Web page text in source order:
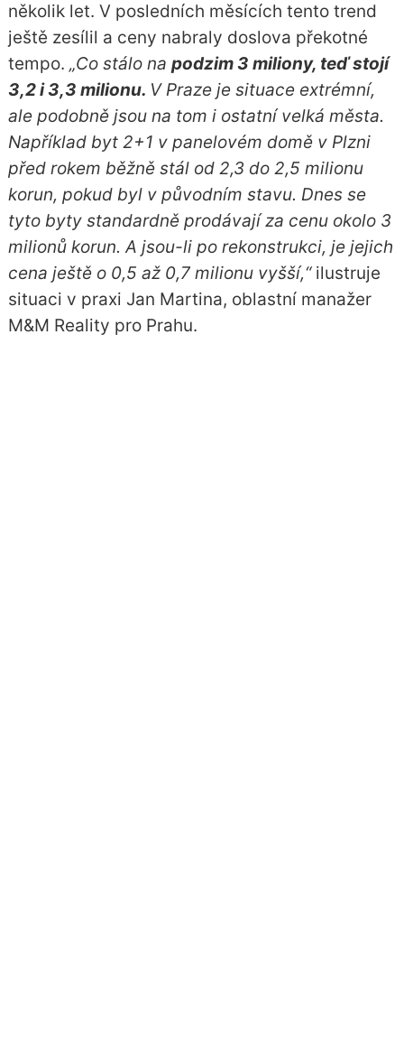
několik let. V posledních měsících tento trend
ještě zesílil a ceny nabraly doslova překotné
tempo. „Co stálo na podzim 3 miliony, teď stojí
3,2 i 3,3 milionu. V Praze je situace extrémní,
ale podobně jsou na tom i ostatní velká města.
Například byt 2+1 v panelovém domě v Plzni
před rokem běžně stál od 2,3 do 2,5 milionu
korun, pokud byl v původním stavu. Dnes se
tyto byty standardně prodávají za cenu okolo 3
milionů korun. A jsou-li po rekonstrukci, je jejich
cena ještě o 0,5 až 0,7 milionu vyšší,“ilustruje
situaci v praxi Jan Martina, oblastní manažer
M&M Reality pro Prahu.